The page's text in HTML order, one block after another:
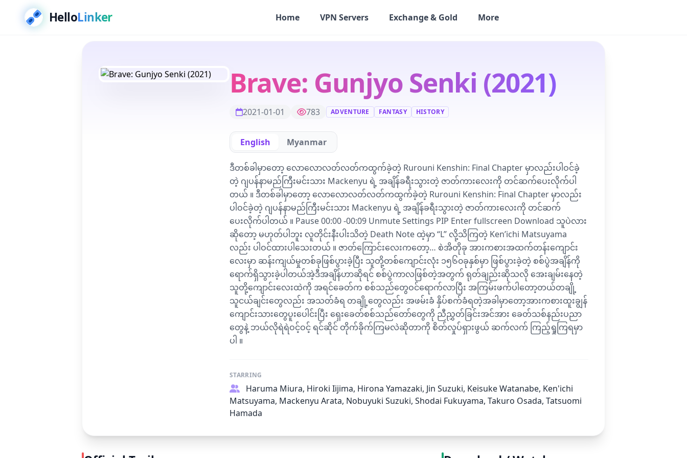
HelloLinker Home VPN Servers Exchange & Gold More
Brave: Gunjyo Senki (2021)
2021-01-01 783 ADVENTURE FANTASY HISTORY
English Myanmar
ဒီတစ်ခါမှာတော့ လောလောလတ်လတ်ကထွက်ခဲ့တဲ့ Rurouni Kenshin: Final Chapter မှာလည်းပါဝင်ခဲ့
တဲ့ ဂျပန်နာမည်ကြီးမင်းသား Mackenyu ရဲ့ အချိန်ခရီးသွားတဲ့ ဇာတ်ကားလေးကို တင်ဆက်ပေးလိုက်ပါ
တယ် ။ ဒီတစ်ခါမှာတော့ လောလောလတ်လတ်ကထွက်ခဲ့တဲ့ Rurouni Kenshin: Final Chapter မှာလည်း
ပါဝင်ခဲ့တဲ့ ဂျပန်နာမည်ကြီးမင်းသား Mackenyu ရဲ့ အချိန်ခရီးသွားတဲ့ ဇာတ်ကားလေးကို တင်ဆက်
ပေးလိုက်ပါတယ် ။ Pause 00:00 -00:09 Unmute Settings PIP Enter fullscreen Download သူပဲလား
ဆိုတော့ မဟုတ်ပါဘူး လူတိုင်းနီးပါးသိတဲ့ Death Note ထဲ့မှာ “L” လို့သိကြတဲ့ Ken’ichi Matsuyama
လည်း ပါဝင်ထားပါသေးတယ် ။ ဇာတ်ကြောင်းလေးကတော့… စဲအိတိုခု အားကစားအထက်တန်းကျောင်း
လေးမှာ ဆန်းကျယ်မှုတစ်ခုဖြစ်ပွားခဲ့ပြီး သူတို့တစ်ကျောင်းလုံး ၁၅၆၀ခုနှစ်မှာ ဖြစ်ပွားခဲ့တဲ့ စစ်ပွဲအချိန်ကို
ရောက်ရှိသွားခဲ့ပါတယ်အဲ့ဒီအချိန်ဟာဆိုရင် စစ်ပွဲကာလဖြစ်တဲ့အတွက် ရုတ်ချည်းဆိုသလို အေးချမ်းနေတဲ့
သူတို့ကျောင်းလေးထဲကို အရင်ခေတ်က စစ်သည်တွေဝင်ရောက်လာပြီး အကြမ်းဖက်ပါတော့တယ်တချို့
သူငယ်ချင်းတွေလည်း အသတ်ခံရ တချို့တွေလည်း အဖမ်းခံ နှိပ်စက်ခံရတဲ့အခါမှာတော့အားကစားထူးချွန်
ကျောင်းသားတွေပူးပေါင်းပြီး ရှေးခေတ်စစ်သည်တော်တွေကို ညီညွှတ်ခြင်းအင်အား ခေတ်သစ်နည်းပညာ
တွေနဲ့ ဘယ်လိုရဲရဲဝင့်ဝင့် ရင်ဆိုင် တိုက်ခိုက်ကြမလဲဆိုတာကို စိတ်လှုပ်ရှားဖွယ် ဆက်လက် ကြည့်ရှုကြရမှာ
ပါ ။
STARRING
Haruma Miura, Hiroki Iijima, Hirona Yamazaki, Jin Suzuki, Keisuke Watanabe, Ken'ichi
Matsuyama, Mackenyu Arata, Nobuyuki Suzuki, Shodai Fukuyama, Takuro Osada, Tatsuomi
Hamada